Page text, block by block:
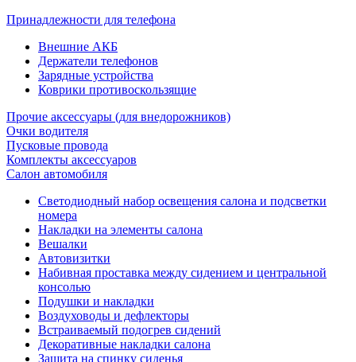
Принадлежности для телефона
Внешние АКБ
Держатели телефонов
Зарядные устройства
Коврики противоскользящие
Прочие аксессуары (для внедорожников)
Очки водителя
Пусковые провода
Комплекты аксессуаров
Салон автомобиля
Светодиодный набор освещения салона и подсветки
номера
Накладки на элементы салона
Вешалки
Автовизитки
Набивная проставка между сидением и центральной
консолью
Подушки и накладки
Воздуховоды и дефлекторы
Встраиваемый подогрев сидений
Декоративные накладки салона
Защита на спинку сиденья